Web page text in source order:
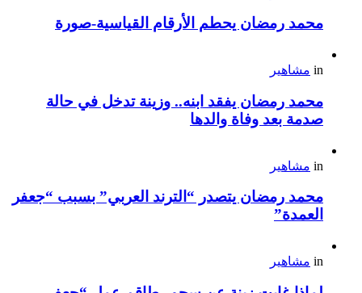
محمد رمضان يحطم الأرقام القياسية-صورة
in مشاهير
محمد رمضان يفقد ابنه.. وزينة تدخل في حالة
صدمة بعد وفاة والدها
in مشاهير
محمد رمضان يتصدر “الترند العربي” بسبب “جعفر
العمدة”
in مشاهير